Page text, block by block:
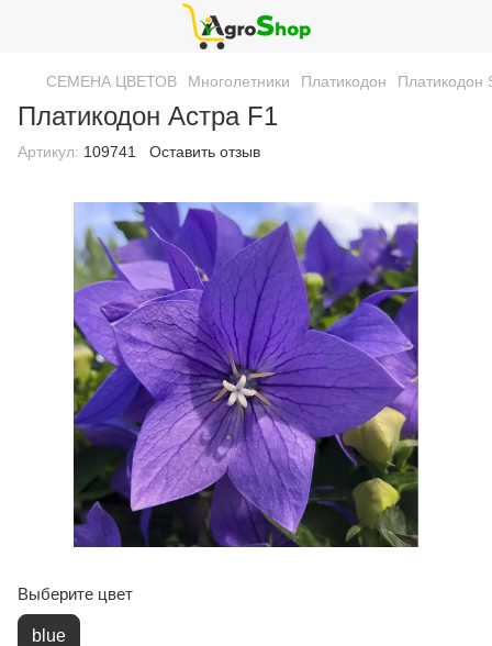
СЕМЕНА ЦВЕТОВ Многолетники Платикодон Платикодон
Платикодон Астра F1
Артикул: 109741 Оставить отзыв
Выберите цвет
blue